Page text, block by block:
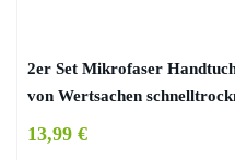
2er Set Mikrofaser
von Wertsachen
Schwimmen Fitness Gym
13,99 €